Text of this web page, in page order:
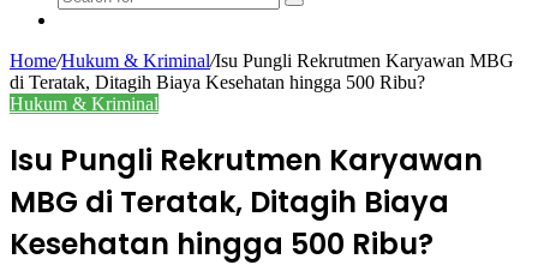
Search
Home/Hukum & Kriminal/Isu Pungli Rekrutmen Karyawan MBG
di Teratak, Ditagih Biaya Kesehatan hingga 500 Ribu?
Hukum & Kriminal
Isu Pungli Rekrutmen Karyawan
MBG di Teratak, Ditagih Biaya
Kesehatan hingga 500 Ribu?